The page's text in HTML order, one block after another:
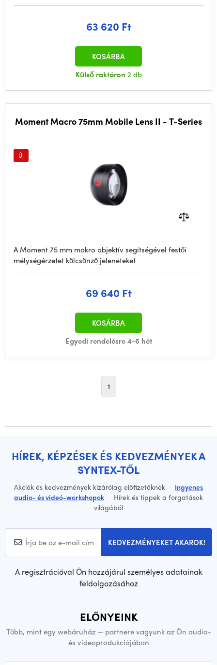
63 620 Ft
Külső raktáron 2 db
KOSÁRBA
Moment Macro 75mm Mobile Lens II - T-Series
Új
A Moment 75 mm makro objektív segítségével festői
mélységérzetet kölcsönző jeleneteket
69 640 Ft
Egyedi rendelésre 4-6 hét
KOSÁRBA
1
HÍREK, KÉPZÉSEK ÉS KEDVEZMÉNYEK A
SYNTEX-TŐL
Akciók és kedvezmények kizárólag előfizetőknek · Ingyenes
audio- és videó-workshopok · Hírek és tippek a forgatások
világából
KEDVEZMÉNYEKET AKAROK!
A regisztrációval Ön hozzájárul személyes adatainak
feldolgozásához
ELŐNYEINK
Több, mint egy webáruház — partnere vagyunk az Ön audio-
és videoprodukciójában